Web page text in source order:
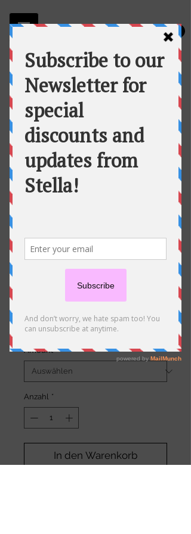
Stella
Fortuna's Table Catering
3,00 €Preis
Amount *
Anzahl *
In den Warenkorb